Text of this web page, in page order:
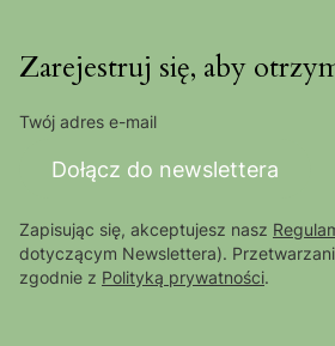
Zarejestruj się, aby
Twój adres e-mail
Dołącz do newslettera
Zapisując się, akceptujesz nasz
dotyczącym Newslettera).
zgodnie z Polityką prywatności.